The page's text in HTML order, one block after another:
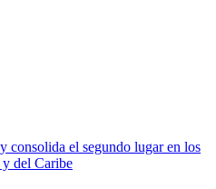
consolida el segundo lugar en los
y del Caribe